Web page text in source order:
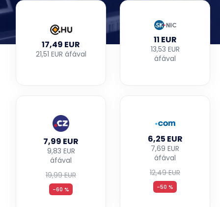
17,49 EUR
21,51 EUR áfával
11 EUR
13,53 EUR
áfával
7,99 EUR
9,83 EUR
áfával
19,99 EUR
-60 %
6,25 EUR
7,69 EUR
áfával
12,49 EUR
-50 %